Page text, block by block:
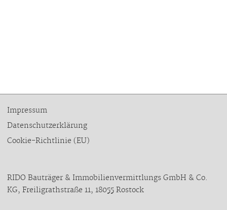
Impressum
Datenschutzerklärung
Cookie-Richtlinie (EU)
RIDO Bauträger & Immobilienvermittlungs GmbH & Co.
KG, Freiligrathstraße 11, 18055 Rostock